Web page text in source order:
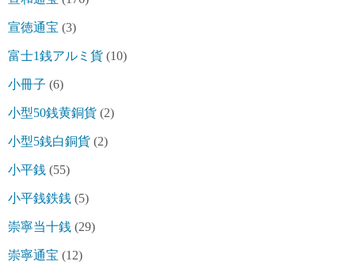
宣徳通宝 (3)
富士1銭アルミ貨 (10)
小冊子 (6)
小型50銭黄銅貨 (2)
小型5銭白銅貨 (2)
小平銭 (55)
小平銭鉄銭 (5)
崇寧当十銭 (29)
崇寧通宝 (12)